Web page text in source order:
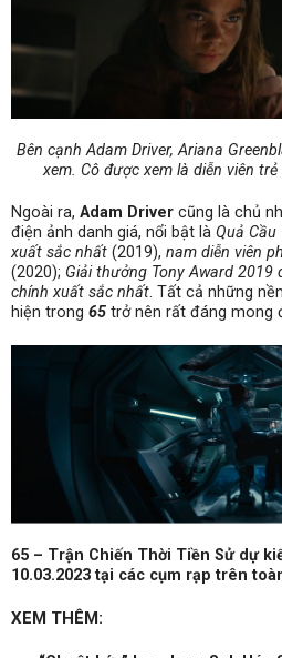
Bên cạnh Adam Driver, Ariana
xem. Cô được xem là diễn viên
Ngoài ra, Adam Driver cũng là chủ
điện ảnh danh giá, nổi bật là Quả Cầu
xuất sắc nhất (2019), nam diễn viên
(2020); Giải thưởng Tony Award 2019
chính xuất sắc nhất. Tất cả những
hiện trong 65 trở nên rất đáng mong
65 – Trận Chiến Thời Tiền Sử dự
10.03.2023 tại các cụm rạp trên
XEM THÊM: